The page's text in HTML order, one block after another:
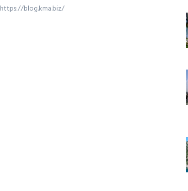
https://blog.kma.biz/